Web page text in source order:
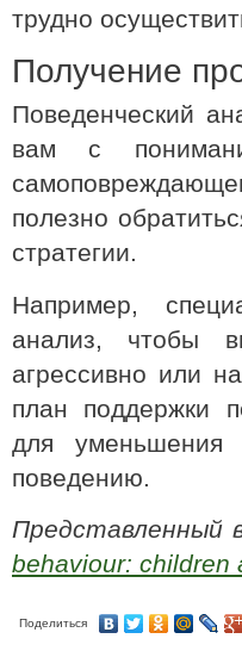
трудно
Получение
Поведенческий
вам с
полезно
стратегии.
Например,
анализ, чтобы
агрессивно или
план поддержки
для уменьшения
поведению.
behaviour: children
Поделиться